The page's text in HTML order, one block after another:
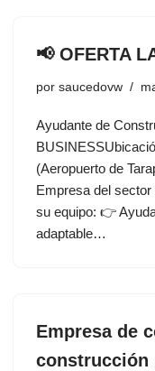
📢 OFERTA
por saucedovw
Ayudante de
(Aeropuerto de
Empresa del
su equipo: 👉
adaptable…
Empresa de
construcción